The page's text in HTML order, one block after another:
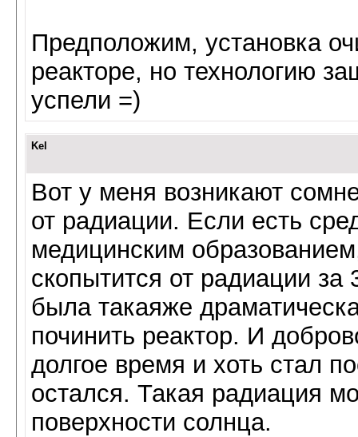
Предположим, установка
реакторе, но технологию
успели =)
Kel
Вот у меня возникают
от радиации. Если есть
медицинским
скопытится от радиации
была такаяже
починить реактор. И
долгое время и хоть стал
остался. Такая радиация
поверхности солнца.